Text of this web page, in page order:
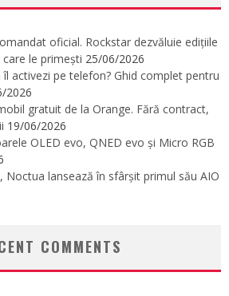
oficial. Rockstar dezvăluie edițiile
le primești 25/06/2026
activezi pe telefon? Ghid complet pentru
2026
gratuit de la Orange. Fără contract,
19/06/2026
OLED evo, QNED evo și Micro RGB
Noctua lansează în sfârșit primul său AIO
COMMENTS